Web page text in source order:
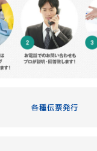
各種伝票発行